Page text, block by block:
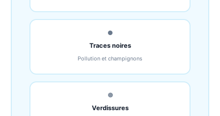
⚫
Traces noires
Pollution et champignons
🟤
Verdissures